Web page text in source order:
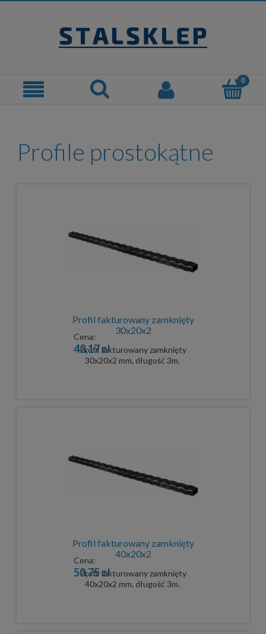
Profile prostokątne
Profil fakturowany zamknięty
30x20x2
Profil fakturowany zamknięty
30x20x2 mm, długość 3m.
Cena:
43,17 zł
Profil fakturowany zamknięty
40x20x2
Profil fakturowany zamknięty
40x20x2 mm, długość 3m.
Cena:
50,75 zł